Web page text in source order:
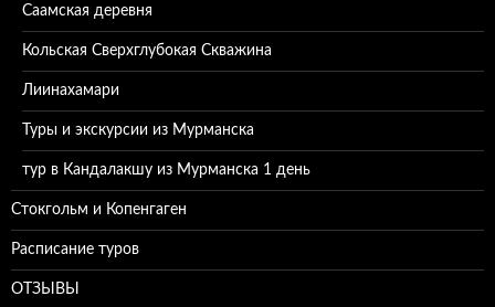
Саамская деревня
Кольская Сверхглубокая Скважина
Лиинахамари
Туры и экскурсии из Мурманска
тур в Кандалакшу из Мурманска 1 день
Стокгольм и Копенгаген
Расписание туров
ОТЗЫВЫ